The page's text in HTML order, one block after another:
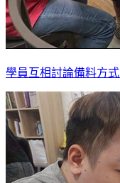
學員互相討論備料方式